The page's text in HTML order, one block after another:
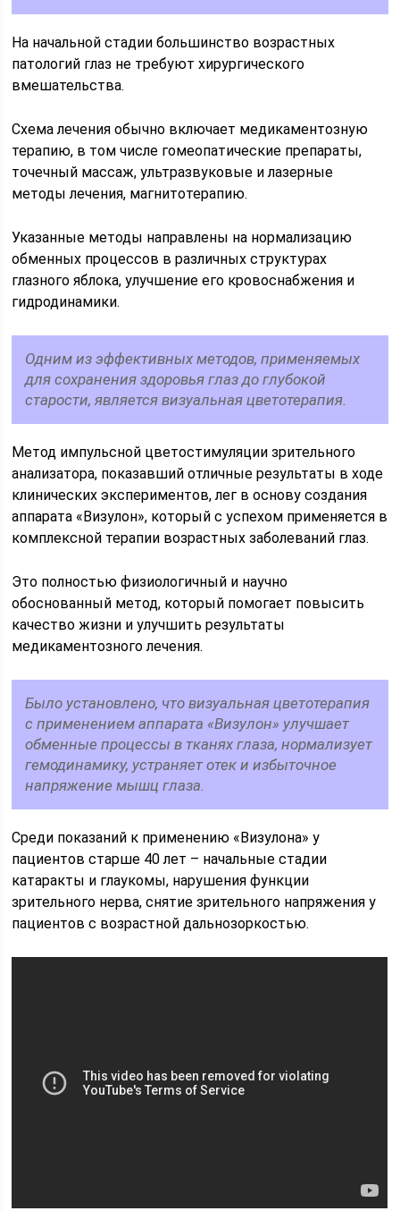
На начальной стадии большинство возрастных
патологий глаз не требуют хирургического
вмешательства.
Схема лечения обычно включает медикаментозную
терапию, в том числе гомеопатические препараты,
точечный массаж, ультразвуковые и лазерные
методы лечения, магнитотерапию.
Указанные методы направлены на нормализацию
обменных процессов в различных структурах
глазного яблока, улучшение его кровоснабжения и
гидродинамики.
Одним из эффективных методов, применяемых
для сохранения здоровья глаз до глубокой
старости, является визуальная цветотерапия.
Метод импульсной цветостимуляции зрительного
анализатора, показавший отличные результаты в ходе
клинических экспериментов, лег в основу создания
аппарата «Визулон», который с успехом применяется в
комплексной терапии возрастных заболеваний глаз.
Это полностью физиологичный и научно
обоснованный метод, который помогает повысить
качество жизни и улучшить результаты
медикаментозного лечения.
Было установлено, что визуальная цветотерапия
с применением аппарата «Визулон» улучшает
обменные процессы в тканях глаза, нормализует
гемодинамику, устраняет отек и избыточное
напряжение мышц глаза.
Среди показаний к применению «Визулона» у
пациентов старше 40 лет – начальные стадии
катаракты и глаукомы, нарушения функции
зрительного нерва, снятие зрительного напряжения у
пациентов с возрастной дальнозоркостью.